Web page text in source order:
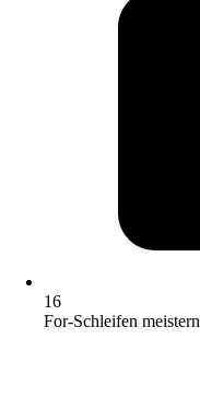
16
For-Schleifen meistern